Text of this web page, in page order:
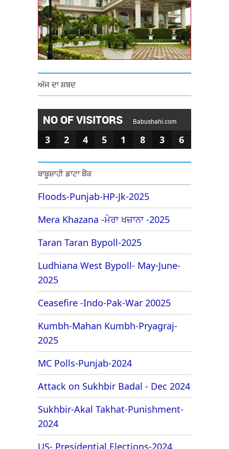
ਅੱਜ ਦਾ ਸ਼ਬਦ
NO OF VISITORS Babushahi.com
3 2 4 5 1 8 3 6
ਬਾਬੂਸ਼ਾਹੀ ਡਾਟਾ ਬੈਂਕ
Floods-Punjab-HP-Jk-2025
Mera Khazana -ਮੇਰਾ ਖਜ਼ਾਨਾ -2025
Taran Taran Bypoll-2025
Ludhiana West Bypoll- May-June-
2025
Ceasefire -Indo-Pak-War 20025
Kumbh-Mahan Kumbh-Pryagraj-
2025
MC Polls-Punjab-2024
Attack on Sukhbir Badal - Dec 2024
Sukhbir-Akal Takhat-Punishment-
2024
US- Presidential Elections-2024